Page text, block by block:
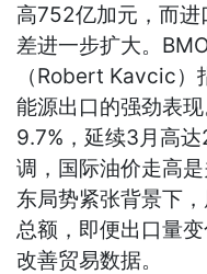
高752亿加元，而进
差进一步扩大。
（Robert Kavcic）
能源出口的强劲表
9.7%，延续3月高
调，国际油价走高
东局势紧张背景下
总额，即便出口量
改善贸易数据。